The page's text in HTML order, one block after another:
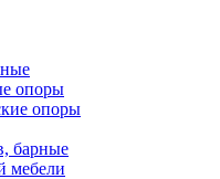
опоры
опоры
барные
мебели